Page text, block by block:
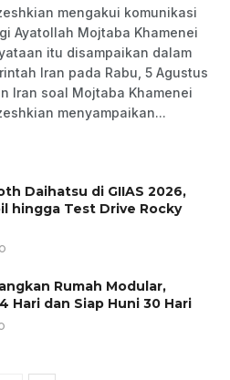
mengakui komunikasi
Ayatollah Mojtaba Khamenei
itu disampaikan dalam
Iran pada Rabu, 5 Agustus
Iran soal Mojtaba Khamenei
menyampaikan...
Daihatsu di GIIAS 2026,
hingga Test Drive Rocky
Rumah Modular,
Hari dan Siap Huni 30 Hari